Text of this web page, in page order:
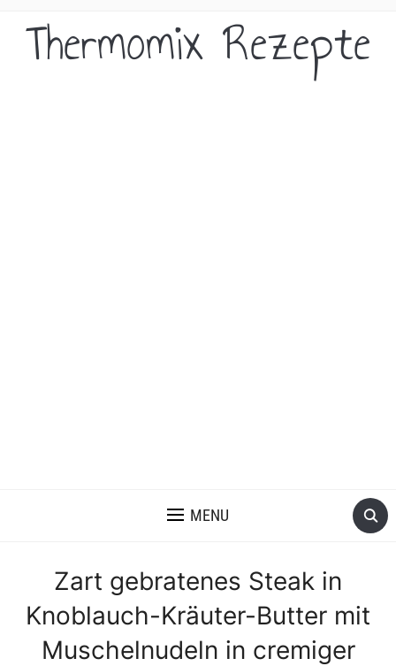
Thermomix Rezepte
MENU
Zart gebratenes Steak in
Knoblauch-Kräuter-Butter mit
Muschelnudeln in cremiger